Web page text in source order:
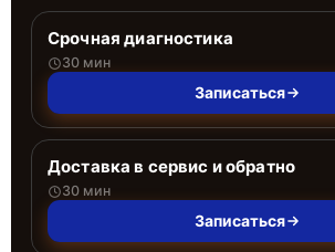
Срочная диагностика
30 мин
Записаться
Доставка в сервис и обратно
30 мин
Записаться